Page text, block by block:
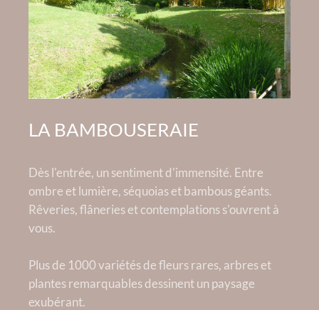
LA BAMBOUSERAIE
Dès l'entrée, un sentiment d'immensité. Entre
ombre et lumière, séquoias et bambous géants.
Rêveries, flâneries et contemplations s'ouvrent à
vous.
Plus de 1000 variétés de fleurs rares, arbres et
plantes remarquables dessinent un paysage
exubérant.